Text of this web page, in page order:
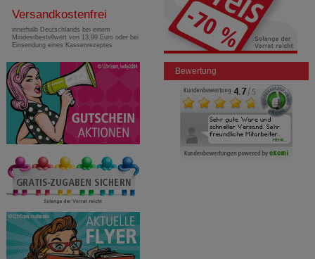
Versandkostenfrei
innerhalb Deutschlands bei einem
Mindestbestellwert von 13,99 Euro oder bei
Einsendung eines Kassenrezeptes
Bewertung